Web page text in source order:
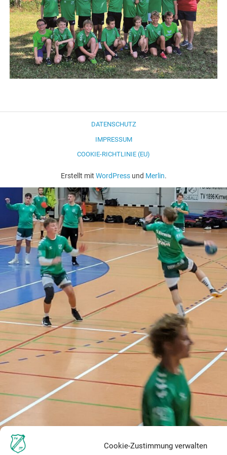
Cookie-Zustimmung verwalten
DATENSCHUTZ
IMPRESSUM
COOKIE-RICHTLINIE (EU)
Erstellt mit WordPressund Merlin.